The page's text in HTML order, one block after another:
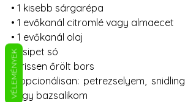
• 1 kisebb sárgarépa
• 1 evőkanál citromlé vagy almaecet
• 1 evőkanál olaj
• csipet só
• frissen őrölt bors
• opcionálisan: petrezselyem, snidling
vagy bazsalikom
VÉLEMÉNYEK